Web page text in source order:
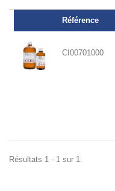
Référence
CI00701000
Résultats 1 - 1 sur 1.